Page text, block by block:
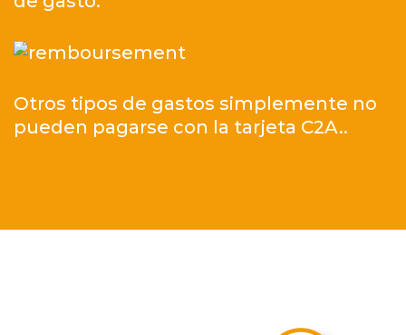
Otros tipos de gastos simplemente no
pueden pagarse con la tarjeta C2A..